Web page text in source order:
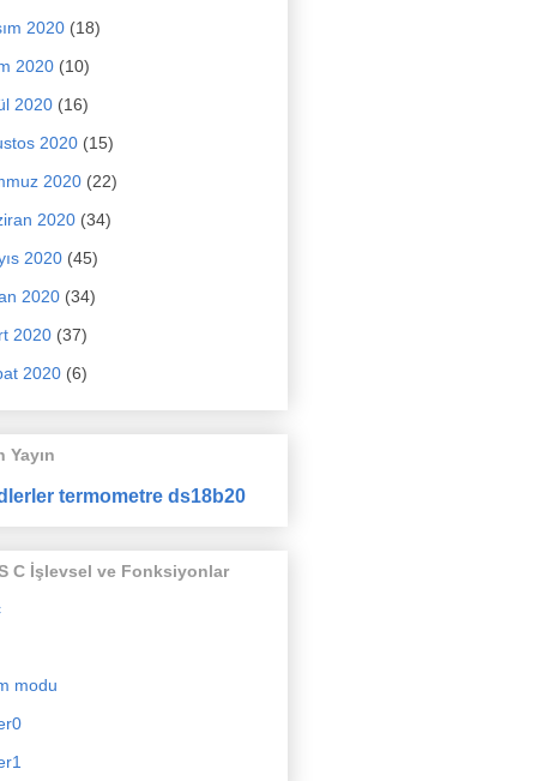
2020 (18)
2020 (10)
2020 (16)
2020 (15)
2020 (22)
2020 (34)
2020 (45)
2020 (34)
2020 (37)
2020 (6)
Yayın
termometre ds18b20
C İşlevsel ve Fonksiyonlar
modu